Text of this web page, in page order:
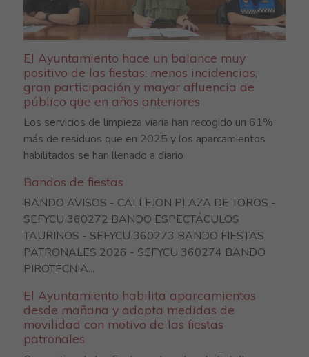
El Ayuntamiento hace un balance muy
positivo de las fiestas: menos incidencias,
gran participación y mayor afluencia de
público que en años anteriores
Los servicios de limpieza viaria han recogido un 61%
más de residuos que en 2025 y los aparcamientos
habilitados se han llenado a diario
Bandos de fiestas
BANDO AVISOS - CALLEJON PLAZA DE TOROS -
SEFYCU 360272 BANDO ESPECTÁCULOS
TAURINOS - SEFYCU 360273 BANDO FIESTAS
PATRONALES 2026 - SEFYCU 360274 BANDO
PIROTECNIA...
El Ayuntamiento habilita aparcamientos
desde mañana y adopta medidas de
movilidad con motivo de las fiestas
patronales